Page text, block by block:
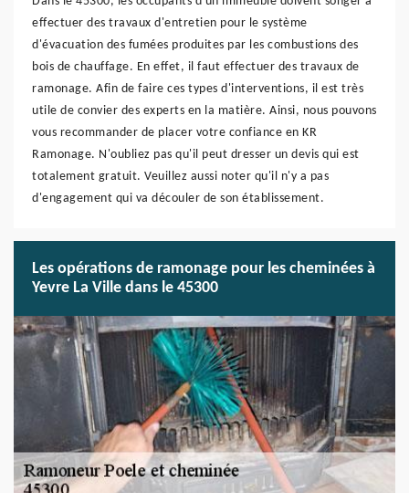
effectuer des travaux d'entretien pour le système
d'évacuation des fumées produites par les combustions des
bois de chauffage. En effet, il faut effectuer des travaux de
ramonage. Afin de faire ces types d'interventions, il est très
utile de convier des experts en la matière. Ainsi, nous pouvons
vous recommander de placer votre confiance en KR
Ramonage. N'oubliez pas qu'il peut dresser un devis qui est
totalement gratuit. Veuillez aussi noter qu'il n'y a pas
d'engagement qui va découler de son établissement.
Les opérations de ramonage pour les cheminées à
Yevre La Ville dans le 45300